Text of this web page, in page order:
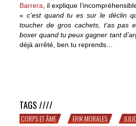
Barrera , il explique
« c’est quand tu es sur le déclin
toucher de gros cachets, t’as pas
boxer quand tu peux gagner tant
déjà arrêté, ben tu reprends…
TAGS ////
CORPS ET ÂME ERIK MORALES